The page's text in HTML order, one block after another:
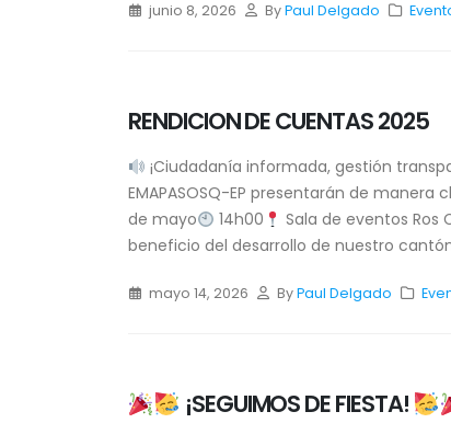
junio 8, 2026 ByPaul Delgado
RENDICION DE CUENTAS 2025
¡Ciudadanía informada, gestión
EMAPASOSQ-EP presentarán de
de mayo
14h00
Sala de eventos
beneficio del desarrollo de nuestro
mayo 14, 2026 ByPaul Delgado
¡SEGUIMOS DE FIESTA!